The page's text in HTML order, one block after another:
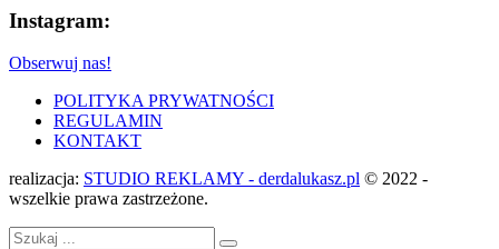
Instagram:
Obserwuj nas!
POLITYKA PRYWATNOŚCI
REGULAMIN
KONTAKT
realizacja: STUDIO REKLAMY - derdalukasz.pl © 2022 -
wszelkie prawa zastrzeżone.